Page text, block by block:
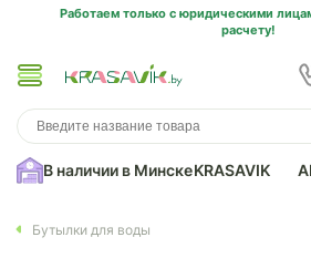
Работаем только с юридическими
расчету!
В наличии в МинскеKRASAVIK
Бутылки для воды